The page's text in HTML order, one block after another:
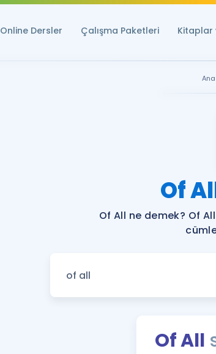
Online Dersler Çalışma Paketleri Kitaplar
Of
Of All ne demek? Of
Of All